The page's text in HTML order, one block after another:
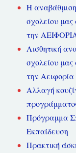
Η
σχολείου
την
Αισθητική
σχολείου
την Αειφορία
Αλλαγή
Πρόγραμμα
Εκπαίδευση
Πρακτική